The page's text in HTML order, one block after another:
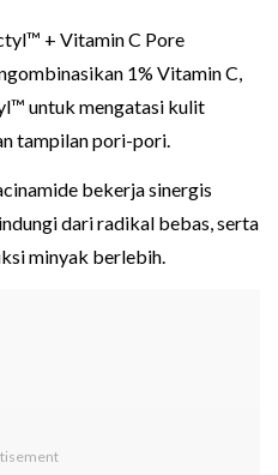
+ Vitamin C Pore
1% Vitamin C,
untuk mengatasi kulit
tampilan pori-pori.
bekerja sinergis
dari radikal bebas, serta
minyak berlebih.